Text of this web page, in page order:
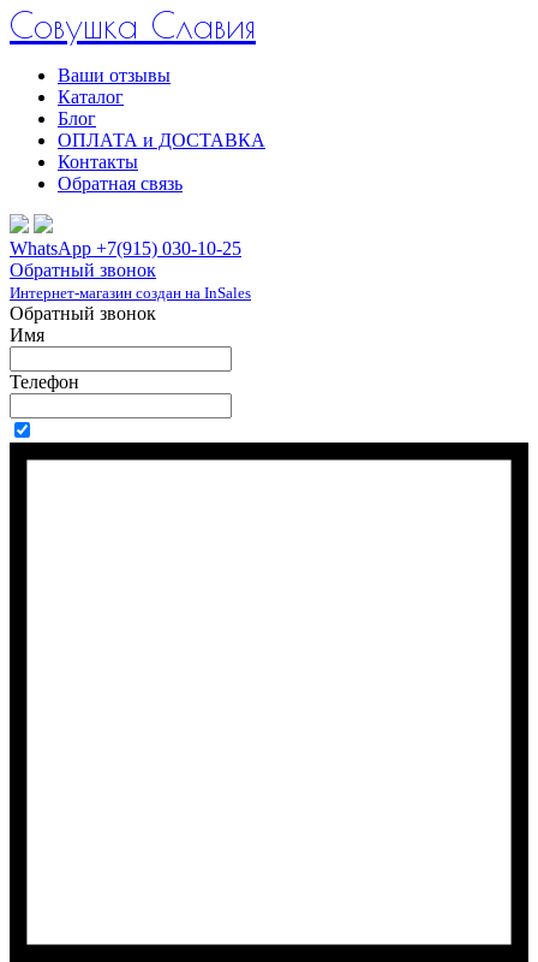
Совушка Славия
Ваши отзывы
Каталог
Блог
ОПЛАТА и ДОСТАВКА
Контакты
Обратная связь
WhatsApp +7(915) 030-10-25
Обратный звонок
Интернет-магазин создан на InSales
Обратный звонок
Имя
Телефон